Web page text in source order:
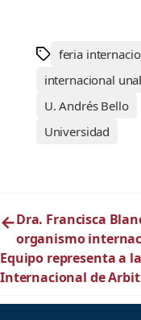
feria
internacional
U. Andrés Bello
Universidad
←Dra. Francisca
organismo
Equipo representa a
Internacional de